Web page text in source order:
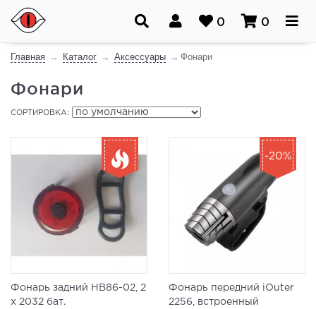
0 0
Главная Каталог Аксессуары Фонари
Фонари
СОРТИРОВКА:
Фонарь задний HB86-02, 2
x 2032 бат.
Фонарь передний iOuter
2256, встроенный
-20%